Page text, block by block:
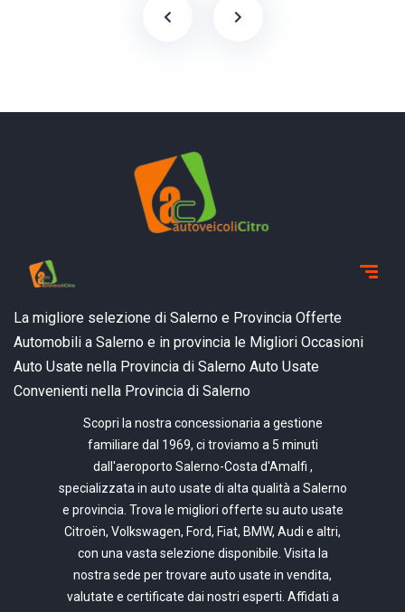
La migliore selezione di Salerno e Provincia Offerte
Automobili a Salerno e in provincia le Migliori Occasioni
Auto Usate nella Provincia di Salerno Auto Usate
Convenienti nella Provincia di Salerno
Scopri la nostra concessionaria a gestione
familiare dal 1969, ci troviamo a 5 minuti
dall'aeroporto Salerno-Costa d'Amalfi ,
specializzata in auto usate di alta qualità a Salerno
e provincia. Trova le migliori offerte su auto usate
Citroën, Volkswagen, Ford, Fiat, BMW, Audi e altri,
con una vasta selezione disponibile. Visita la
nostra sede per trovare auto usate in vendita,
valutate e certificate dai nostri esperti. Affidati a